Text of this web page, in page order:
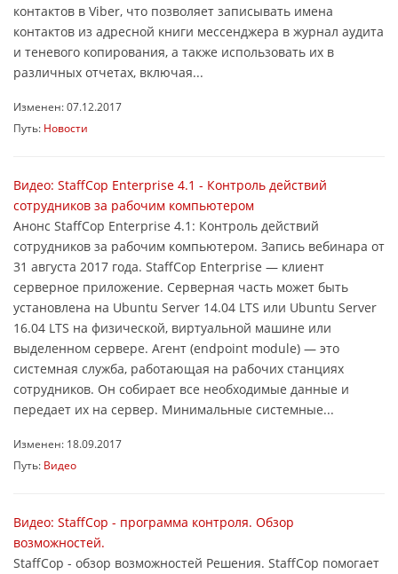
контактов в Viber, что позволяет записывать имена
контактов из адресной книги мессенджера в журнал аудита
и теневого копирования, а также использовать их в
различных отчетах, включая...
Изменен: 07.12.2017
Путь: Новости
Видео: StaffCop Enterprise 4.1 - Контроль действий
сотрудников за рабочим компьютером
Анонс StaffCop Enterprise 4.1: Контроль действий
сотрудников за рабочим компьютером. Запись вебинара от
31 августа 2017 года. StaffCop Enterprise — клиент
серверное приложение. Серверная часть может быть
установлена на Ubuntu Server 14.04 LTS или Ubuntu Server
16.04 LTS на физической, виртуальной машине или
выделенном сервере. Агент (endpoint module) — это
системная служба, работающая на рабочих станциях
сотрудников. Он собирает все необходимые данные и
передает их на сервер. Минимальные системные...
Изменен: 18.09.2017
Путь: Видео
Видео: StaffCop - программа контроля. Обзор
возможностей.
StaffCop - обзор возможностей Решения. StaffCop помогает